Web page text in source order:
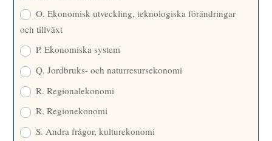
O. Ekonomisk utveckling, teknologiska förändringar
och tillväxt
P. Ekonomiska system
Q. Jordbruks- och naturresursekonomi
R. Regionalekonomi
R. Regionekonomi
S. Andra frågor, kulturekonomi